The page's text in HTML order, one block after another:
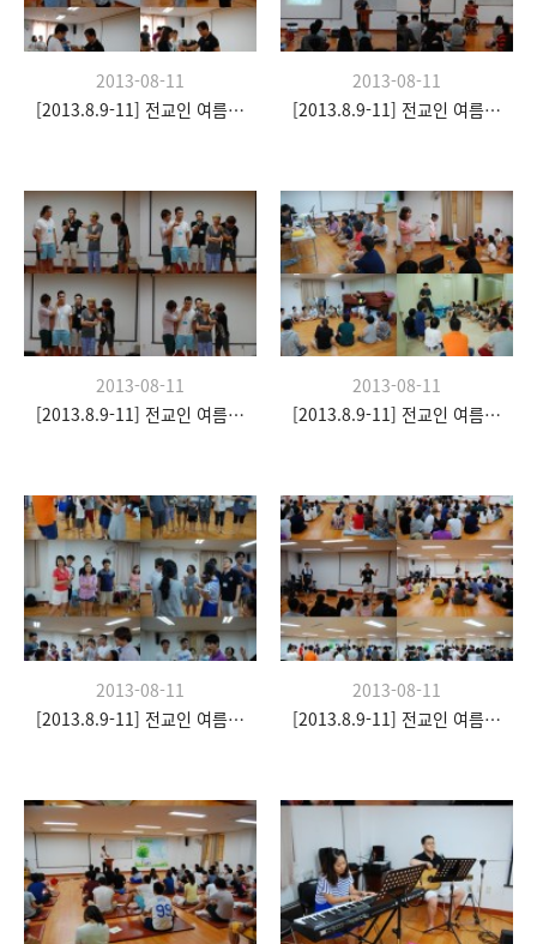
2013-08-11
[2013.8.9-11] 전교인 여름수련회- "이쉼 전쉼"
2013-08-11
[2013.8.9-11] 전교인 여름수련회- "이쉼 전쉼"
2013-08-11
[2013.8.9-11] 전교인 여름수련회- "이쉼 전쉼"
2013-08-11
[2013.8.9-11] 전교인 여름수련회- "이쉼 전쉼"
2013-08-11
[2013.8.9-11] 전교인 여름수련회- "이쉼 전쉼"
2013-08-11
[2013.8.9-11] 전교인 여름수련회- "이쉼 전쉼"